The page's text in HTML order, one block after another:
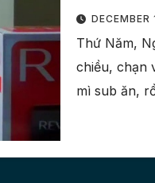
Thứ Năm,
chiều, chạn
mì sub ăn,